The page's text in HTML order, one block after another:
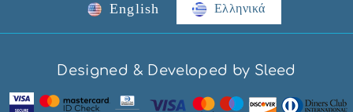
English Ελληνικά
Designed & Developed by Sleed